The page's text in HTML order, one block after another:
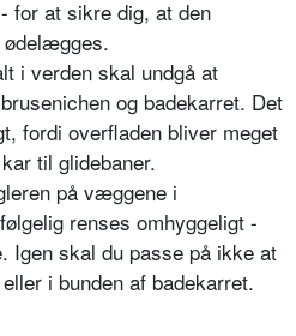
for at sikre dig, at den
i verden skal undgå at
og badekarret. Det
fordi overfladen bliver meget
til glidebaner.
på væggene i
renses omhyggeligt -
skal du passe på ikke at
i bunden af badekarret.